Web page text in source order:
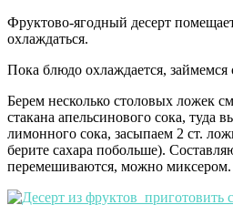
Фруктово-ягодный десерт
охлаждаться.
Пока блюдо охлаждается, займемся
Берем несколько столовых ложек
стакана апельсинового сока, туда
лимонного сока, засыпаем 2 ст.
берите сахара побольше).
перемешиваются, можно миксером.